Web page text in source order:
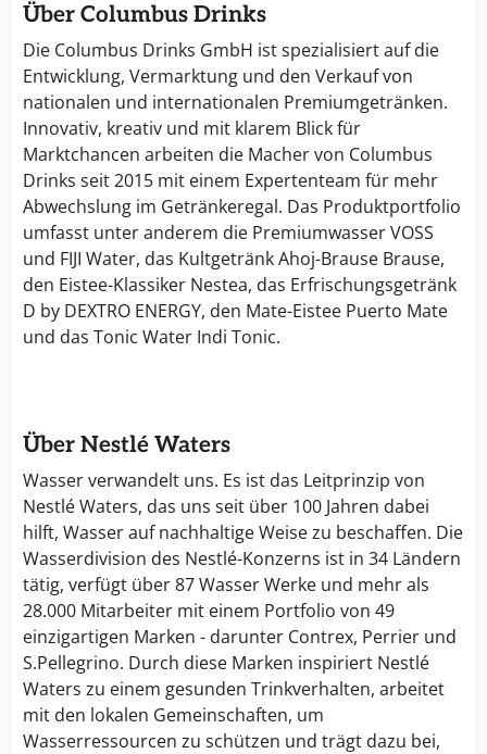
Über Columbus Drinks
Die Columbus Drinks GmbH ist spezialisiert auf die
Entwicklung, Vermarktung und den Verkauf von
nationalen und internationalen Premiumgetränken.
Innovativ, kreativ und mit klarem Blick für
Marktchancen arbeiten die Macher von Columbus
Drinks seit 2015 mit einem Expertenteam für mehr
Abwechslung im Getränkeregal. Das Produktportfolio
umfasst unter anderem die Premiumwasser VOSS
und FIJI Water, das Kultgetränk Ahoj-Brause Brause,
den Eistee-Klassiker Nestea, das Erfrischungsgetränk
D by DEXTRO ENERGY, den Mate-Eistee Puerto Mate
und das Tonic Water Indi Tonic.
Über Nestlé Waters
Wasser verwandelt uns. Es ist das Leitprinzip von
Nestlé Waters, das uns seit über 100 Jahren dabei
hilft, Wasser auf nachhaltige Weise zu beschaffen. Die
Wasserdivision des Nestlé-Konzerns ist in 34 Ländern
tätig, verfügt über 87 Wasser Werke und mehr als
28.000 Mitarbeiter mit einem Portfolio von 49
einzigartigen Marken - darunter Contrex, Perrier und
S.Pellegrino. Durch diese Marken inspiriert Nestlé
Waters zu einem gesunden Trinkverhalten, arbeitet
mit den lokalen Gemeinschaften, um
Wasserressourcen zu schützen und trägt dazu bei,